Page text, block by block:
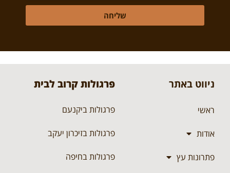
שליחה
ניווט באתר
ראשי
אודות
פתרונות עץ
פרגולות קרוב לבית
פרגולות ביקנעם
פרגולות בזיכרון יעקב
פרגולות בחיפה